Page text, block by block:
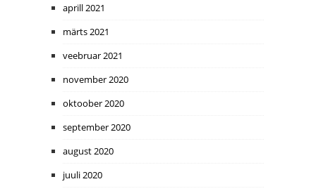
aprill 2021
märts 2021
veebruar 2021
november 2020
oktoober 2020
september 2020
august 2020
juuli 2020